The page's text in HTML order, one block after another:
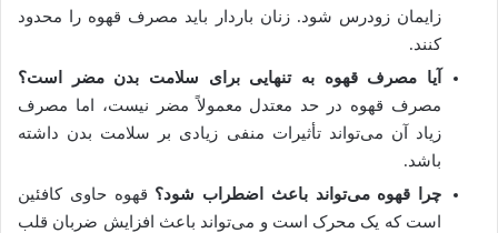
زایمان زودرس شود. زنان باردار باید مصرف قهوه را محدود
کنند.
آیا مصرف قهوه به تنهایی برای سلامت بدن مضر است؟
مصرف قهوه در حد معتدل معمولاً مضر نیست، اما مصرف
زیاد آن می‌تواند تأثیرات منفی زیادی بر سلامت بدن داشته
باشد.
چرا قهوه می‌تواند باعث اضطراب شود؟ قهوه حاوی کافئین
است که یک محرک است و می‌تواند باعث افزایش ضربان قلب